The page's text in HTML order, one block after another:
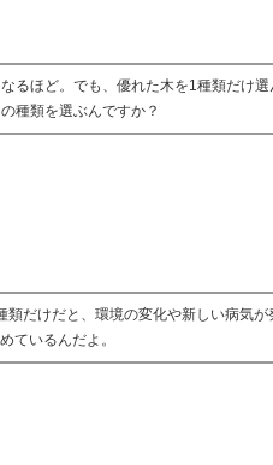
なるほど。でも、優れた木を1種類だけ
の種類を選ぶんですか？
類だけだと、環境の変化や新しい病気
ているんだよ。